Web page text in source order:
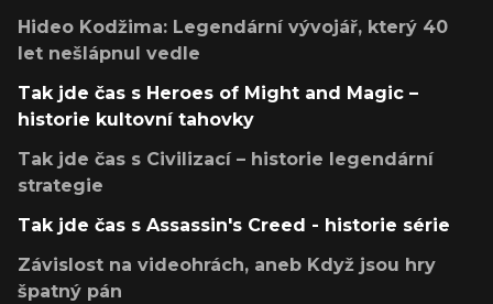
Hideo Kodžima: Legendární vývojář, který 40
let nešlápnul vedle
Tak jde čas s Heroes of Might and Magic –
historie kultovní tahovky
Tak jde čas s Civilizací – historie legendární
strategie
Tak jde čas s Assassin's Creed - historie série
Závislost na videohrách, aneb Když jsou hry
špatný pán